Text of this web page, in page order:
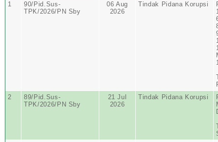
1
90/Pid.Sus-
TPK/2026/PN Sby
06 Aug
2026
Tindak Pidana Korupsi
2
89/Pid.Sus-
TPK/2026/PN Sby
21 Jul
2026
Tindak Pidana Korupsi